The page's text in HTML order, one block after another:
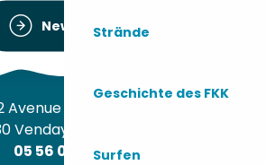
Strände
Geschichte des FKK
Surfen
Newsletter
Avenue de l’Océan
Vendays-Montalivet
05 56 09 30 12